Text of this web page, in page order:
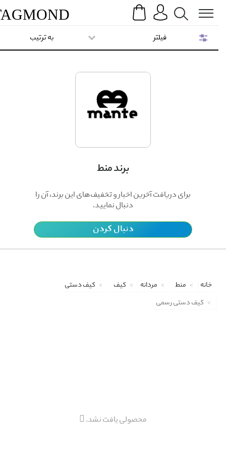
Search
TAGMOND
برند منط
برای دریافت آخرین اخبار و تخفیف‌های این برند، آن را
دنبال نمایید.
دنبال کردن
به ترتیب
خانه منط مردانه کیف
کیف دستی
کیف دستی رسمی
محصولی یافت نشد.
فیلتر